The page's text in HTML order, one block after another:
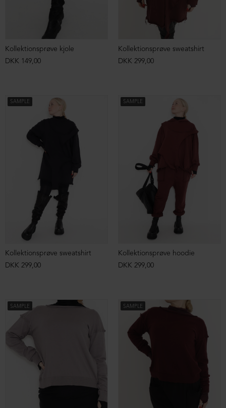
Kollektionsprøve kjole
DKK 149,00
Kollektionsprøve sweatshirt
DKK 299,00
SAMPLE
Kollektionsprøve sweatshirt
DKK 299,00
SAMPLE
Kollektionsprøve hoodie
DKK 299,00
SAMPLE SAMPLE